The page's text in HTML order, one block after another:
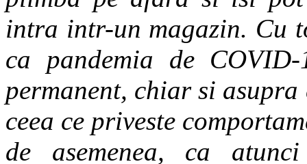
intra intr-un magazin. Cu
ca pandemia de
permanent, chiar si
ceea ce priveste
de asemenea, ca